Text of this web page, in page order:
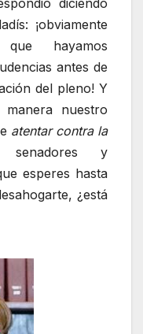
diciendo
¡obviamente
hayamos
antes de
del pleno! Y
nuestro
atentar contra la
y
esperes hasta
¿está